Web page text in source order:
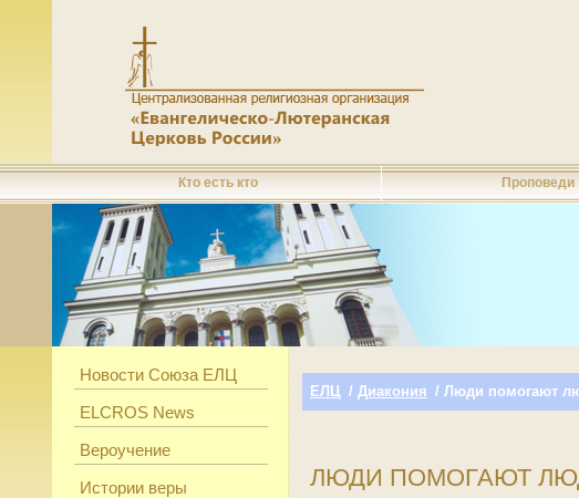
Кто есть кто Проповеди
Новости Союза ЕЛЦ
ELCROS News
Вероучение
Истории веры
ЕЛЦ / Диакония / Люди помогают
ЛЮДИ ПОМОГАЮТ